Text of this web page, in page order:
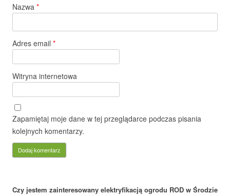
Nazwa *
Adres email *
Witryna internetowa
Zapamiętaj moje dane w tej przeglądarce podczas pisania
kolejnych komentarzy.
Czy jestem zainteresowany elektryfikacją ogrodu ROD w Środzie